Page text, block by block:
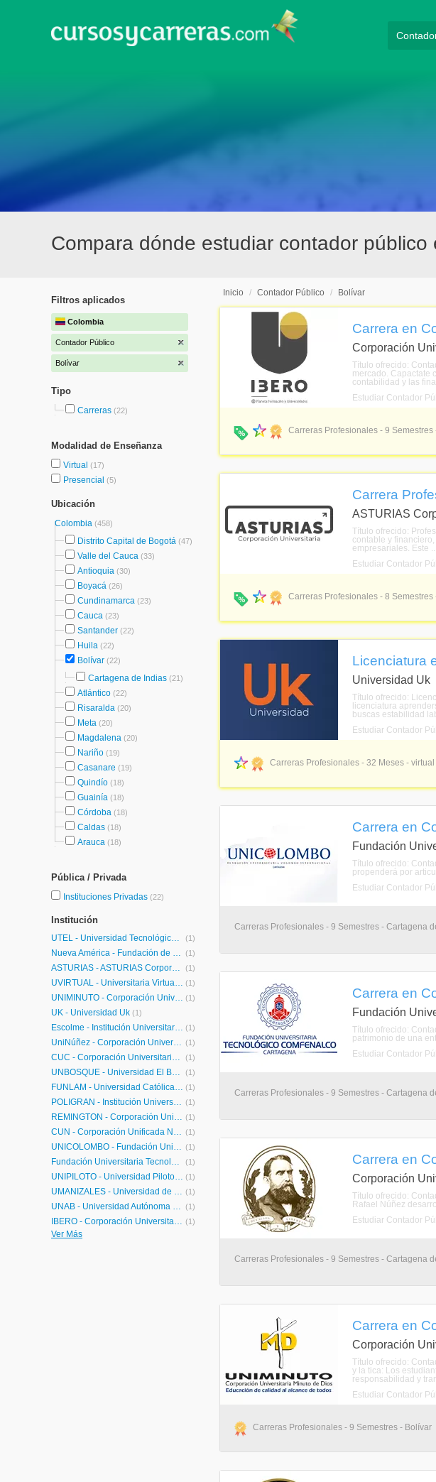
Compara dónde estudiar contador público
Filtros aplicados
Colombia
Contador Público
Bolívar
Tipo
Carreras (22)
Modalidad de Enseñanza
Virtual (17)
Presencial (5)
Ubicación
Colombia (458)
Distrito Capital de Bogotá (47)
Valle del Cauca (33)
Antioquia (30)
Boyacá (26)
Cundinamarca (23)
Cauca (23)
Santander (22)
Huila (22)
Bolívar (22)
Cartagena de Indias (21)
Atlántico (22)
Risaralda (20)
Meta (20)
Magdalena (20)
Nariño (19)
Casanare (19)
Quindío (18)
Guainía (18)
Córdoba (18)
Caldas (18)
Arauca (18)
Pública / Privada
Instituciones Privadas (22)
Institución
UTEL - Universidad Tecnológica Latinoamericana en Línea Colombia (1)
Nueva América - Fundación de Educación Superior (1)
ASTURIAS - ASTURIAS Corporación Universitaria (1)
UVIRTUAL - Universitaria Virtual Internacional (1)
UNIMINUTO - Corporación Universitaria Minuto de Dios (1)
UK - Universidad Uk (1)
Escolme - Institución Universitaria Escolme (1)
UniNúñez - Corporación Universitaria Rafael Núñez (1)
CUC - Corporación Universitaria de la Costa (1)
UNBOSQUE - Universidad El Bosque (1)
FUNLAM - Universidad Católica Luis Amigó (1)
POLIGRAN - Institución Universitaria Politécnico Grancolombiano (1)
REMINGTON - Corporación Universitaria Remington (1)
CUN - Corporación Unificada Nacional de Educación Superior (1)
UNICOLOMBO - Fundación Universitaria Colombo Internacional (1)
Fundación Universitaria Tecnológico Comfenalco (1)
UNIPILOTO - Universidad Piloto de Colombia (1)
UMANIZALES - Universidad de Manizales (1)
UNAB - Universidad Autónoma de Bucaramanga (1)
IBERO - Corporación Universitaria Iberoamericana (1)
Ver Más
Inicio / Contador Público / Bolívar
Carrera en
Corporación
Título ofrecido:
mercado. Capactate
contabilidad y las
Estudiar Contador
Carreras Profesionales - 9 Semestres
Carrera
ASTURIAS
Título ofrecido:
contable y
empresariales. Este ...
Estudiar Contador
Carreras Profesionales - 8 Semestres
Licenciatura
Universidad Uk
Título ofrecido:
licenciatura
buscas estabilidad
Estudiar Contador
Carreras Profesionales - 32 Meses - virtual
Carrera en
Fundación
Título ofrecido:
propenderá por
Estudiar Contador
Carreras Profesionales - 9 Semestres - Cartagena
Carrera en
Fundación
Título ofrecido:
patrimonio de una
Estudiar Contador
Carreras Profesionales - 9 Semestres - Cartagena
Carrera en
Corporación
Título ofrecido:
Rafael Núñez
Estudiar Contador
Carreras Profesionales - 9 Semestres - Cartagena
Carrera en
Corporación
Título ofrecido:
y la tica: Los
responsabilidad y
Estudiar Contador
Carreras Profesionales - 9 Semestres - Bolívar